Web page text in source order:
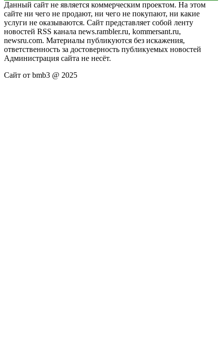
Данный сайт не является коммерческим проектом. На этом
сайте ни чего не продают, ни чего не покупают, ни какие
услуги не оказываются. Сайт представляет собой ленту
новостей RSS канала news.rambler.ru, kommersant.ru,
newsru.com. Материалы публикуются без искажения,
ответственность за достоверность публикуемых новостей
Администрация сайта не несёт.
Сайт от bmb3 @ 2025